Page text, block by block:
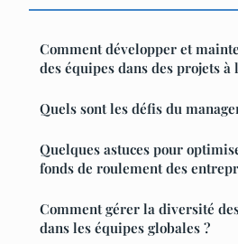
Comment développer et
des équipes dans des projets à
Quels sont les défis du
Quelques astuces pour
fonds de roulement des
Comment gérer la diversité
dans les équipes globales ?